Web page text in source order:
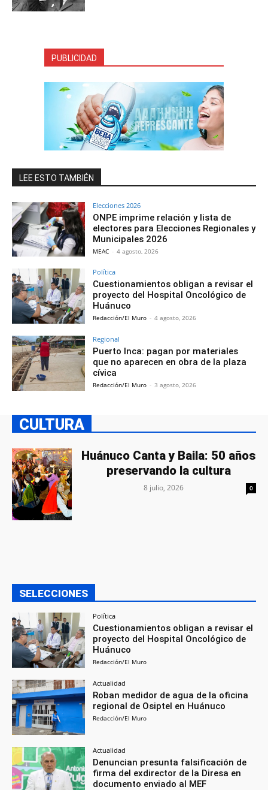
PUBLICIDAD
LEE ESTO TAMBIÉN
Elecciones 2026
ONPE imprime relación y lista de
electores para Elecciones Regionales y
Municipales 2026
MEAC - 4 agosto, 2026
Política
Cuestionamientos obligan a revisar el
proyecto del Hospital Oncológico de
Huánuco
Redacción/El Muro - 4 agosto, 2026
Regional
Puerto Inca: pagan por materiales
que no aparecen en obra de la plaza
cívica
Redacción/El Muro - 3 agosto, 2026
CULTURA
Huánuco Canta y Baila: 50 años
preservando la cultura
8 julio, 2026 0
SELECCIONES
Política
Cuestionamientos obligan a revisar el
proyecto del Hospital Oncológico de
Huánuco
Redacción/El Muro
Actualidad
Roban medidor de agua de la oficina
regional de Osiptel en Huánuco
Redacción/El Muro
Actualidad
Denuncian presunta falsificación de
firma del exdirector de la Diresa en
documento enviado al MEF